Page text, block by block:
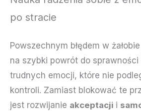
po stracie
Powszechnym błędem w
na szybki powrót do sprawności
trudnych emocji, które nie
kontroli. Zamiast blokować te
jest rozwijanie akceptacji i